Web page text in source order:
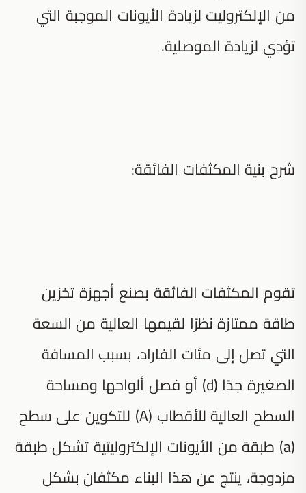
من الإلكتروليت لزيادة الأيونات الموجبة التي
تؤدي لزيادة الموصلية.
شرح بنية المكثفات الفائقة:
تقوم المكثفات الفائقة بصنع أجهزة تخزين
طاقة ممتازة نظرًا لقيمها العالية من السعة
التي تصل إلى مئات الفاراد، بسبب المسافة
الصغيرة جدًا (d) أو فصل ألواحها ومساحة
السطح العالية للأقطاب (A) للتكوين على سطح
(a) طبقة من الأيونات الإلكتروليتية تشكل طبقة
مزدوجة، ينتج عن هذا البناء مكثفان بشكل